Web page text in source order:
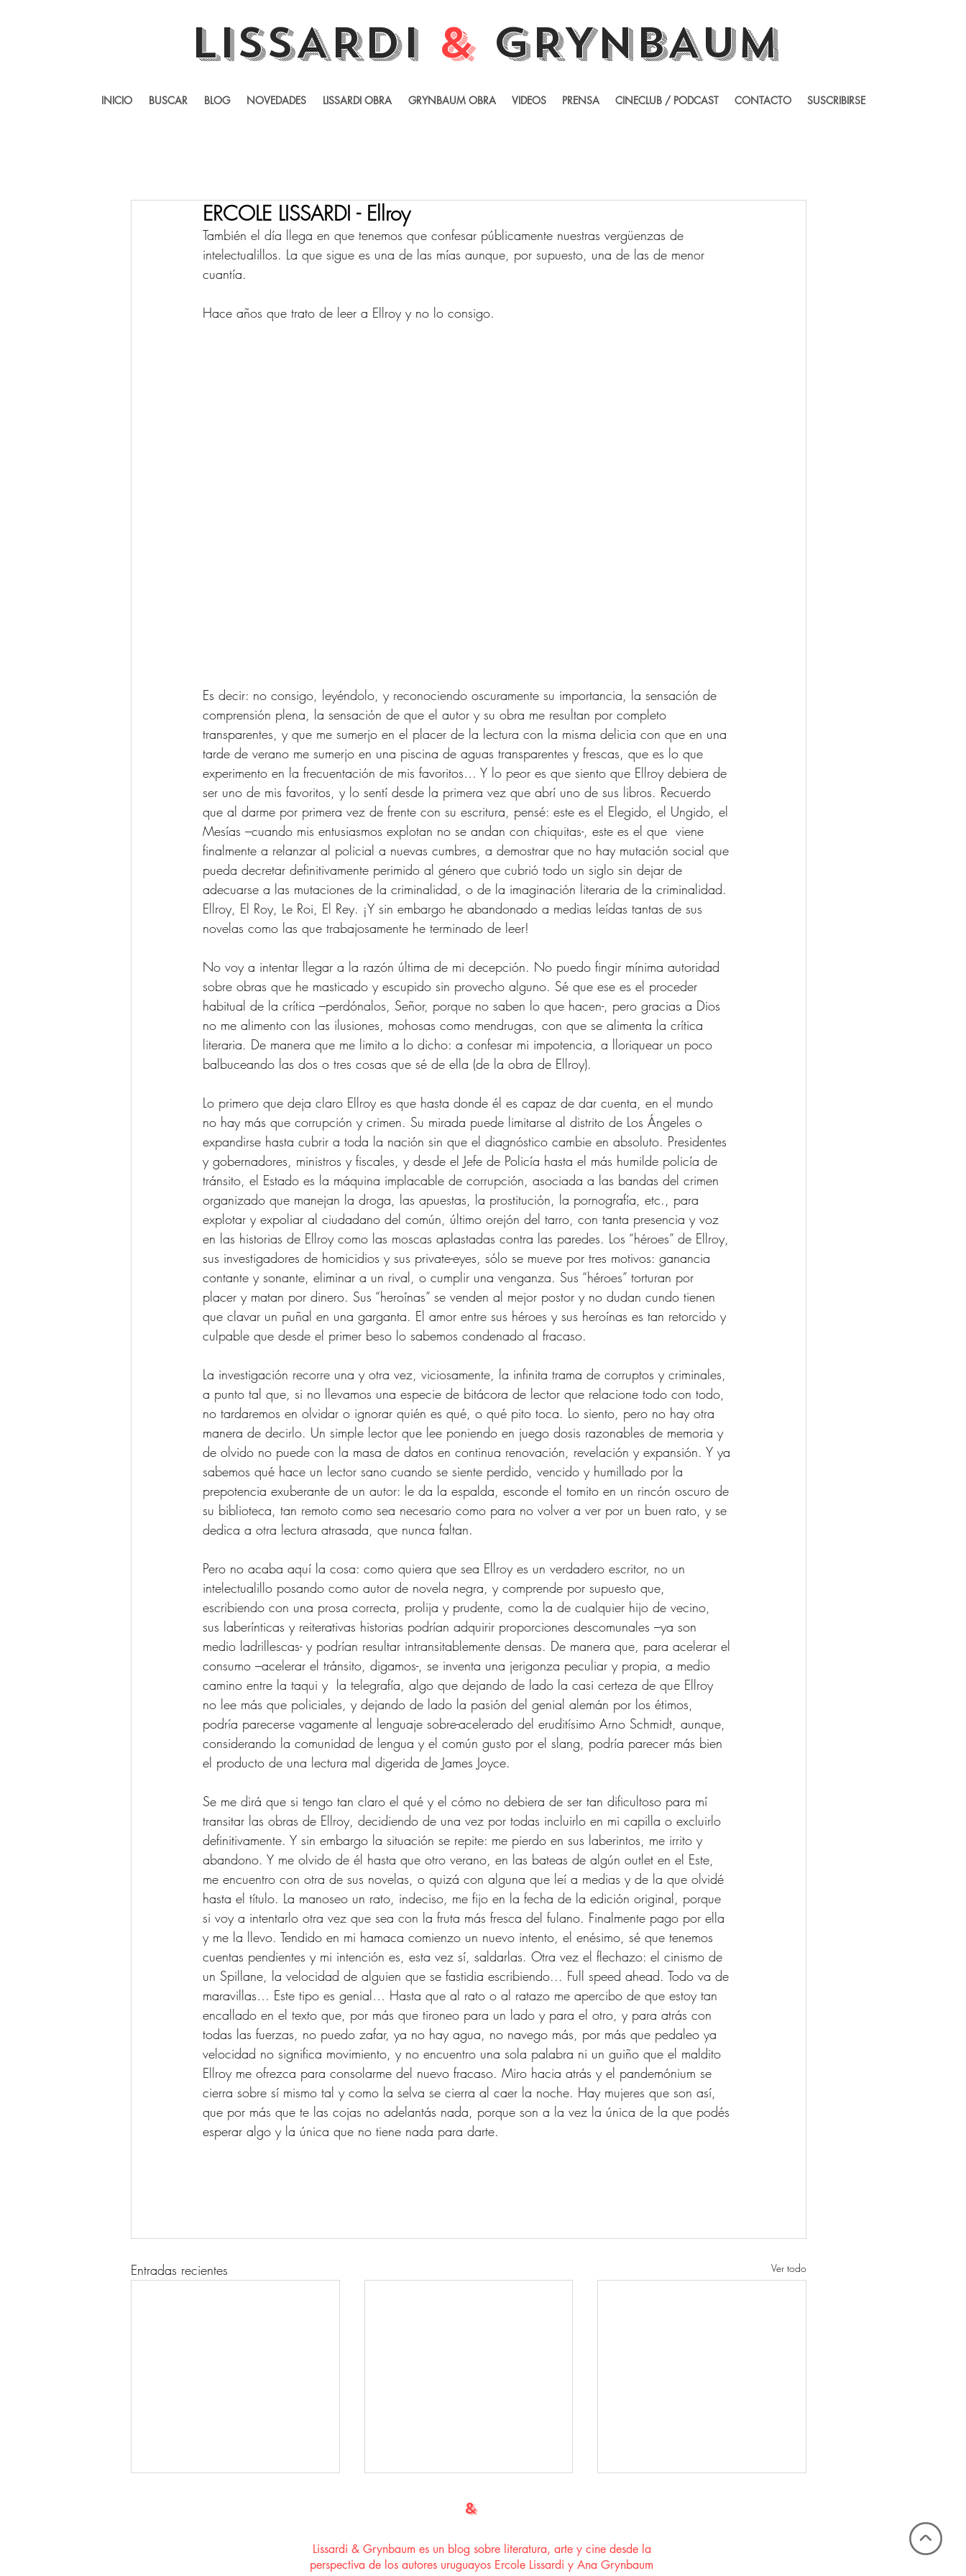
LISSARDI &GRYNBAUM
INICIO BUSCAR BLOG NOVEDADES LISSARDI OBRA GRYNBAUM OBRA VIDEOS PRENSA CINECLUB / PODCAST CONTACTO SUSCRIBIRSE
ERCOLE LISSARDI - Ellroy
También el día llega en que tenemos que confesar públicamente nuestras vergüenzas de
intelectualillos. La que sigue es una de las mías aunque, por supuesto, una de las de menor
cuantía.
Hace años que trato de leer a Ellroy y no lo consigo.
Es decir: no consigo, leyéndolo, y reconociendo oscuramente su importancia, la sensación de
comprensión plena, la sensación de que el autor y su obra me resultan por completo
transparentes, y que me sumerjo en el placer de la lectura con la misma delicia con que en una
tarde de verano me sumerjo en una piscina de aguas transparentes y frescas, que es lo que
experimento en la frecuentación de mis favoritos… Y lo peor es que siento que Ellroy debiera de
ser uno de mis favoritos, y lo sentí desde la primera vez que abrí uno de sus libros. Recuerdo
que al darme por primera vez de frente con su escritura, pensé: este es el Elegido, el Ungido, el
Mesías –cuando mis entusiasmos explotan no se andan con chiquitas-, este es el que  viene
finalmente a relanzar al policial a nuevas cumbres, a demostrar que no hay mutación social que
pueda decretar definitivamente perimido al género que cubrió todo un siglo sin dejar de
adecuarse a las mutaciones de la criminalidad, o de la imaginación literaria de la criminalidad.
Ellroy, El Roy, Le Roi, El Rey. ¡Y sin embargo he abandonado a medias leídas tantas de sus
novelas como las que trabajosamente he terminado de leer!
No voy a intentar llegar a la razón última de mi decepción. No puedo fingir mínima autoridad
sobre obras que he masticado y escupido sin provecho alguno. Sé que ese es el proceder
habitual de la crítica –perdónalos, Señor, porque no saben lo que hacen-, pero gracias a Dios
no me alimento con las ilusiones, mohosas como mendrugas, con que se alimenta la crítica
literaria. De manera que me limito a lo dicho: a confesar mi impotencia, a lloriquear un poco
balbuceando las dos o tres cosas que sé de ella (de la obra de Ellroy).
Lo primero que deja claro Ellroy es que hasta donde él es capaz de dar cuenta, en el mundo
no hay más que corrupción y crimen. Su mirada puede limitarse al distrito de Los Ángeles o
expandirse hasta cubrir a toda la nación sin que el diagnóstico cambie en absoluto. Presidentes
y gobernadores, ministros y fiscales, y desde el Jefe de Policía hasta el más humilde policía de
tránsito, el Estado es la máquina implacable de corrupción, asociada a las bandas del crimen
organizado que manejan la droga, las apuestas, la prostitución, la pornografía, etc., para
explotar y expoliar al ciudadano del común, último orejón del tarro, con tanta presencia y voz
en las historias de Ellroy como las moscas aplastadas contra las paredes. Los “héroes” de Ellroy,
sus investigadores de homicidios y sus private-eyes, sólo se mueve por tres motivos: ganancia
contante y sonante, eliminar a un rival, o cumplir una venganza. Sus “héroes” torturan por
placer y matan por dinero. Sus “heroínas” se venden al mejor postor y no dudan cundo tienen
que clavar un puñal en una garganta. El amor entre sus héroes y sus heroínas es tan retorcido y
culpable que desde el primer beso lo sabemos condenado al fracaso.
La investigación recorre una y otra vez, viciosamente, la infinita trama de corruptos y criminales,
a punto tal que, si no llevamos una especie de bitácora de lector que relacione todo con todo,
no tardaremos en olvidar o ignorar quién es qué, o qué pito toca. Lo siento, pero no hay otra
manera de decirlo. Un simple lector que lee poniendo en juego dosis razonables de memoria y
de olvido no puede con la masa de datos en continua renovación, revelación y expansión. Y ya
sabemos qué hace un lector sano cuando se siente perdido, vencido y humillado por la
prepotencia exuberante de un autor: le da la espalda, esconde el tomito en un rincón oscuro de
su biblioteca, tan remoto como sea necesario como para no volver a ver por un buen rato, y se
dedica a otra lectura atrasada, que nunca faltan.
Pero no acaba aquí la cosa: como quiera que sea Ellroy es un verdadero escritor, no un
intelectualillo posando como autor de novela negra, y comprende por supuesto que,
escribiendo con una prosa correcta, prolija y prudente, como la de cualquier hijo de vecino,
sus laberínticas y reiterativas historias podrían adquirir proporciones descomunales –ya son
medio ladrillescas- y podrían resultar intransitablemente densas. De manera que, para acelerar el
consumo –acelerar el tránsito, digamos-, se inventa una jerigonza peculiar y propia, a medio
camino entre la taqui y  la telegrafía, algo que dejando de lado la casi certeza de que Ellroy
no lee más que policiales, y dejando de lado la pasión del genial alemán por los étimos,
podría parecerse vagamente al lenguaje sobre-acelerado del eruditísimo Arno Schmidt, aunque,
considerando la comunidad de lengua y el común gusto por el slang, podría parecer más bien
el producto de una lectura mal digerida de James Joyce.
Se me dirá que si tengo tan claro el qué y el cómo no debiera de ser tan dificultoso para mí
transitar las obras de Ellroy, decidiendo de una vez por todas incluirlo en mi capilla o excluirlo
definitivamente. Y sin embargo la situación se repite: me pierdo en sus laberintos, me irrito y
abandono. Y me olvido de él hasta que otro verano, en las bateas de algún outlet en el Este,
me encuentro con otra de sus novelas, o quizá con alguna que leí a medias y de la que olvidé
hasta el título. La manoseo un rato, indeciso, me fijo en la fecha de la edición original, porque
si voy a intentarlo otra vez que sea con la fruta más fresca del fulano. Finalmente pago por ella
y me la llevo. Tendido en mi hamaca comienzo un nuevo intento, el enésimo, sé que tenemos
cuentas pendientes y mi intención es, esta vez sí, saldarlas. Otra vez el flechazo: el cinismo de
un Spillane, la velocidad de alguien que se fastidia escribiendo... Full speed ahead. Todo va de
maravillas… Este tipo es genial… Hasta que al rato o al ratazo me apercibo de que estoy tan
encallado en el texto que, por más que tironeo para un lado y para el otro, y para atrás con
todas las fuerzas, no puedo zafar, ya no hay agua, no navego más, por más que pedaleo ya
velocidad no significa movimiento, y no encuentro una sola palabra ni un guiño que el maldito
Ellroy me ofrezca para consolarme del nuevo fracaso. Miro hacia atrás y el pandemónium se
cierra sobre sí mismo tal y como la selva se cierra al caer la noche. Hay mujeres que son así,
que por más que te las cojas no adelantás nada, porque son a la vez la única de la que podés
esperar algo y la única que no tiene nada para darte.
Entradas recientes Ver todo
&GRYNBAUM
Lissardi & Grynbaum es un blog sobre literatura, arte y cine desde la
perspectiva de los autores uruguayos Ercole Lissardi y Ana Grynbaum